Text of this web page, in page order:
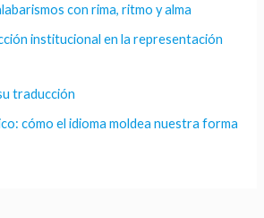
con rima, ritmo y alma
institucional en la representación
traducción
cómo el idioma moldea nuestra forma